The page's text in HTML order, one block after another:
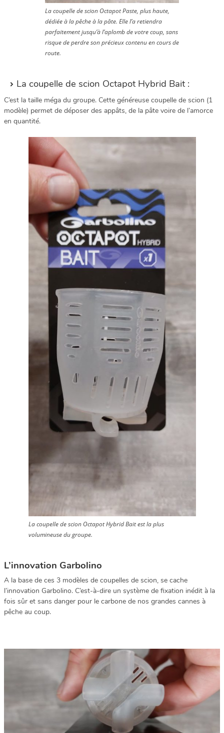
La coupelle de scion Octapot Paste, plus haute,
dédiée à la pêche à la pâte. Elle l’a retiendra
parfaitement jusqu’à l’aplomb de votre coup, sans
risque de perdre son précieux contenu en cours de
route.
La coupelle de scion Octapot Hybrid Bait :
C’est la taille méga du groupe. Cette généreuse coupelle de scion (1
modèle) permet de déposer des appâts, de la pâte voire de l’amorce
en quantité.
La coupelle de scion Octapot Hybrid Bait est la plus
volumineuse du groupe.
L’innovation Garbolino
A la base de ces 3 modèles de coupelles de scion, se cache
l’innovation Garbolino. C’est-à-dire un système de fixation inédit à la
fois sûr et sans danger pour le carbone de nos grandes cannes à
pêche au coup.